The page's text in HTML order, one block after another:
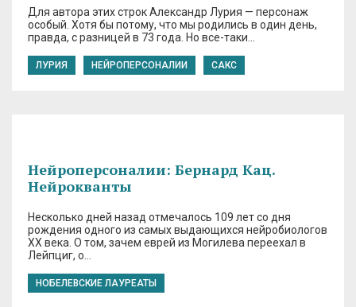
Для автора этих строк Александр Лурия — персонаж
особый. Хотя бы потому, что мы родились в один день,
правда, с разницей в 73 года. Но все-таки…
ЛУРИЯ НЕЙРОПЕРСОНАЛИИ САКС
Нейроперсоналии: Бернард Кац.
Нейрокванты
Несколько дней назад отмечалось 109 лет со дня
рождения одного из самых выдающихся нейробиологов
XX века. О том, зачем еврей из Могилева переехал в
Лейпциг, о…
НОБЕЛЕВСКИЕ ЛАУРЕАТЫ